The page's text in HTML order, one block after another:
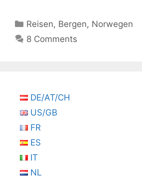
Kategorien
Reisen, Bergen, Norwegen
8 Comments
DE/AT/CH
US/GB
FR
ES
IT
NL